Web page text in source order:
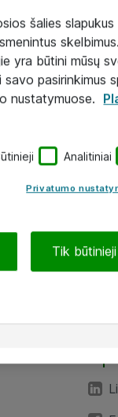
šalies
yra būtini mūsų
pasirinkimus
nustatymuose.
Analitiniai
Privatumo
Tik būtinieji